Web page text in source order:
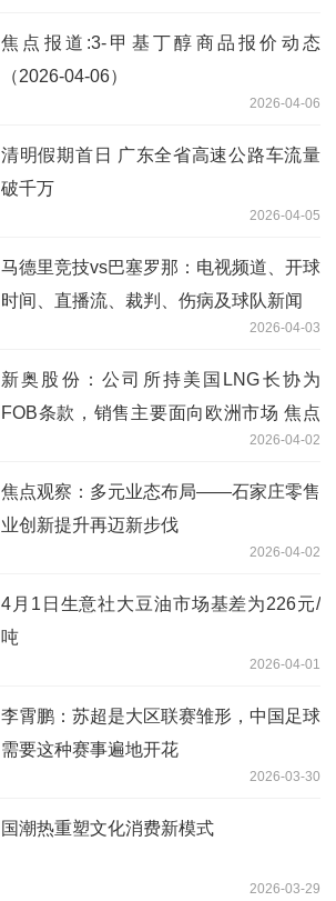
焦点报道:3-甲基丁醇商品报价动态
（2026-04-06）
2026-04-06
清明假期首日 广东全省高速公路车流量
破千万
2026-04-05
马德里竞技vs巴塞罗那：电视频道、开球
时间、直播流、裁判、伤病及球队新闻
2026-04-03
新奥股份：公司所持美国LNG长协为
FOB条款，销售主要面向欧洲市场 焦点
2026-04-02
焦点观察：多元业态布局——石家庄零售
业创新提升再迈新步伐
2026-04-02
4月1日生意社大豆油市场基差为226元/
吨
2026-04-01
李霄鹏：苏超是大区联赛雏形，中国足球
需要这种赛事遍地开花
2026-03-30
国潮热重塑文化消费新模式
2026-03-29